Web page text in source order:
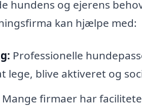
hundens og ejerens
kan hjælpe med:
Professionelle
lege, blive aktiveret og
Mange firmaer har